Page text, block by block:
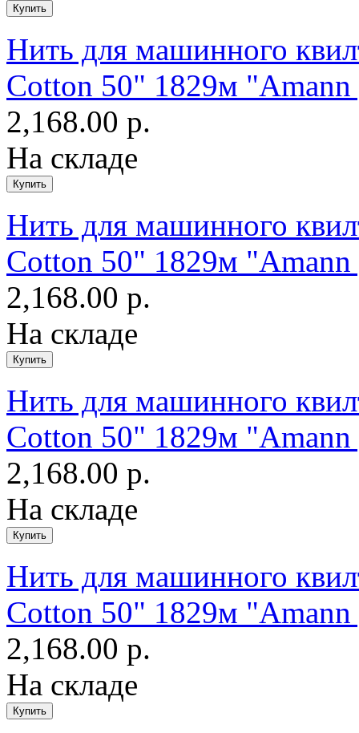
Нить для машинного
Cotton 50" 1829м
2,168.00 р.
На складе
Нить для машинного
Cotton 50" 1829м
2,168.00 р.
На складе
Нить для машинного
Cotton 50" 1829м
2,168.00 р.
На складе
Нить для машинного
Cotton 50" 1829м
2,168.00 р.
На складе